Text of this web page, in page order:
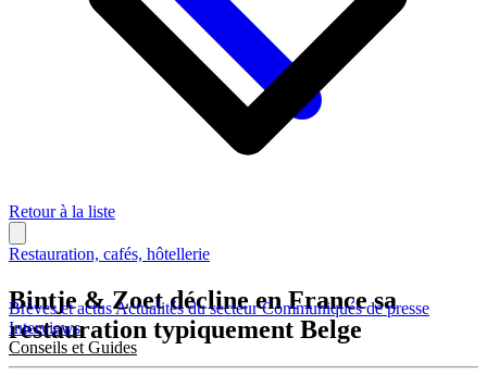
Brèves et actusActualités du secteurCommuniqués de presse
Interviews
Conseils et Guides
Retour à la liste
Restauration, cafés, hôtellerie
Bintje & Zoet décline en France sa
restauration typiquement Belge